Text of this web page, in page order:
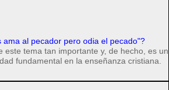
ama al pecador pero odia el pecado"?
este tema tan importante y, de hecho, es un
fundamental en la enseñanza cristiana.